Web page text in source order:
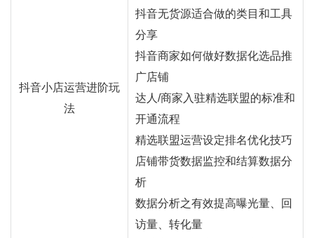
抖音小店运营进阶玩
法
抖音无货源适合做的类目和工具
分享
抖音商家如何做好数据化选品推
广店铺
达人/商家入驻精选联盟的标准和
开通流程
精选联盟运营设定排名优化技巧
店铺带货数据监控和结算数据分
析
数据分析之有效提高曝光量、回
访量、转化量